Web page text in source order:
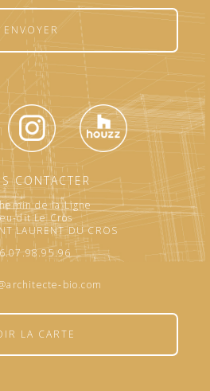
ENVOYER
CONTACTER
de la Ligne
dit Le Cros
LAURENT DU CROS
bio.com
LA CARTE